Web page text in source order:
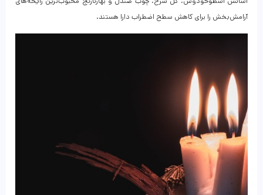
آرامش‌بخش را برای کاهش سطح اضطراب دارا هستند.